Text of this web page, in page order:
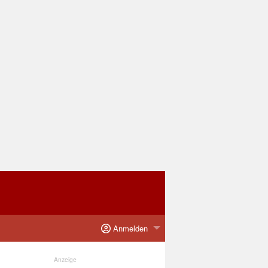
Anmelden
Anzeige